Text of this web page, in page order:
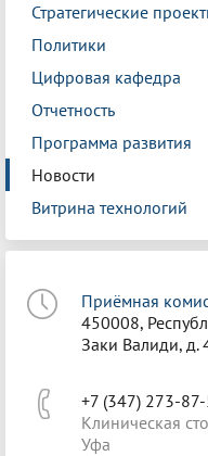
Стратегические
Политики
Цифровая кафедра
Отчетность
Программа развития
Новости
Витрина технологий
Приёмная
450008,
Заки Валиди, д.
+7 (347) 273-
Клиническая
Уфа